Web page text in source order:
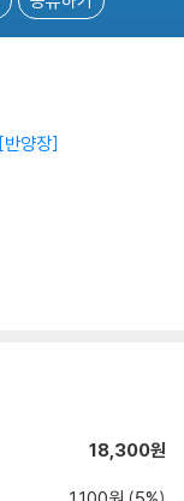
반양장
18,300원